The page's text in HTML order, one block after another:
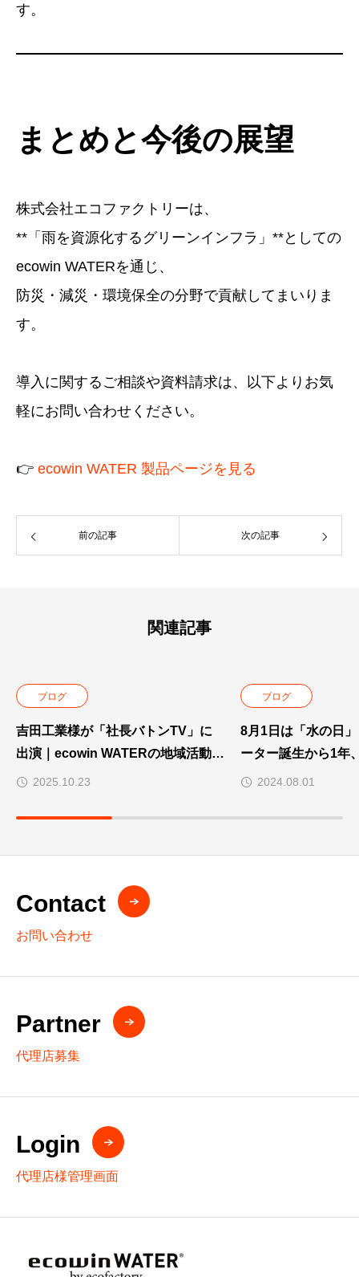
す。
まとめと今後の展望
株式会社エコファクトリーは、
**「雨を資源化するグリーンインフラ」**としての
ecowin WATERを通じ、
防災・減災・環境保全の分野で貢献してまいりま
す。
導入に関するご相談や資料請求は、以下よりお気
軽にお問い合わせください。
👉 ecowin WATER 製品ページを見る
前の記事 次の記事
関連記事
ブログ
吉田工業様が「社長バトンTV」に
出演｜ecowin WATERの地域活動が
紹介されました
2025.10.23
ブログ
8月1日は「水の日
ーター誕生から1年
を見据えて
2024.08.01
Contact
お問い合わせ
Partner
代理店募集
Login
代理店様管理画面